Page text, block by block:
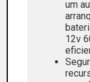
um
12v